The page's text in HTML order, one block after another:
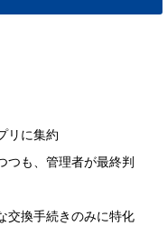
リに集約
つも、管理者が最終判
交換手続きのみに特化